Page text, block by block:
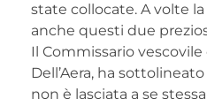
state collocate. A volte
anche questi due
Il Commissario
Dell’Aera, ha
non è lasciata a se